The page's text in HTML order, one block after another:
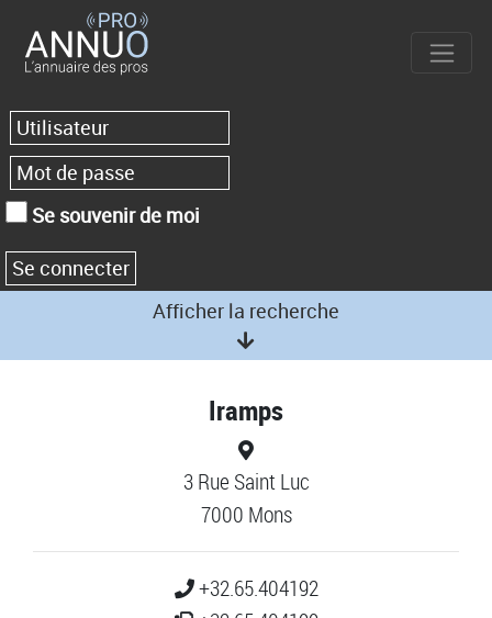
Se souvenir de moi
Afficher la recherche
Iramps
3 Rue Saint Luc
7000 Mons
+32.65.404192